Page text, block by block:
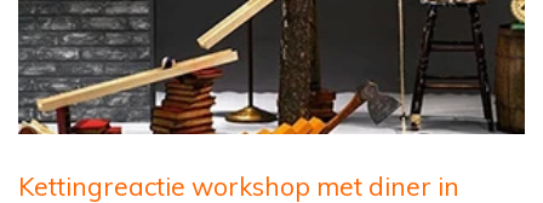
Kettingreactie workshop met diner in